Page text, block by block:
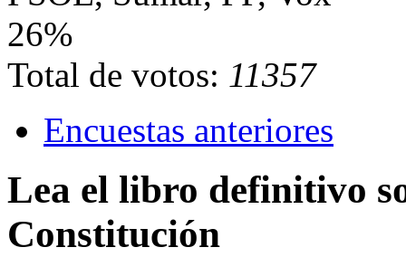
26%
Total de votos: 11357
Encuestas anteriores
Lea el libro definitivo
Constitución